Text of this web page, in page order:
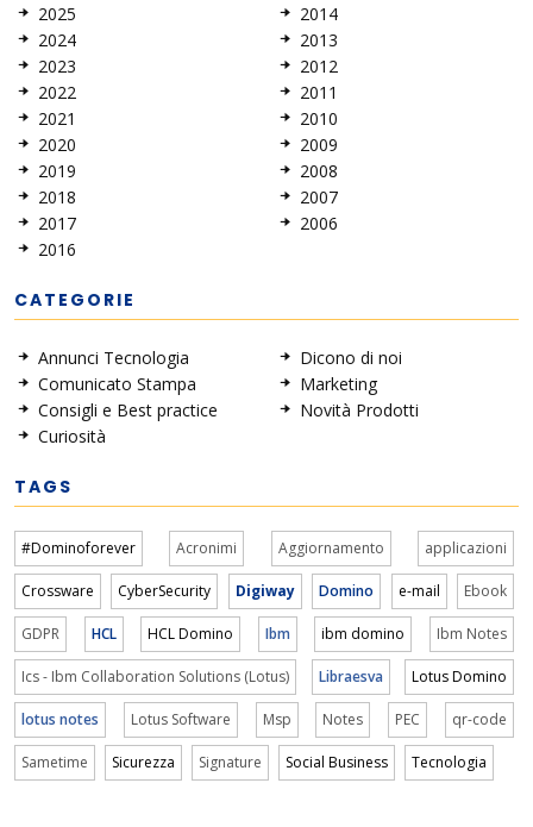
2025
2024
2023
2022
2021
2020
2019
2018
2017
2016
2014
2013
2012
2011
2010
2009
2008
2007
2006
CATEGORIE
Annunci Tecnologia
Comunicato Stampa
Consigli e Best practice
Curiosità
Dicono di noi
Marketing
Novità Prodotti
TAGS
#Dominoforever Acronimi Aggiornamento applicazioni
Crossware CyberSecurity Digiway Domino e-mail Ebook
GDPR HCL HCL Domino Ibm ibm domino Ibm Notes
Ics - Ibm Collaboration Solutions (Lotus) Libraesva Lotus Domino
lotus notes Lotus Software Msp Notes PEC qr-code
Sametime Sicurezza Signature Social Business Tecnologia